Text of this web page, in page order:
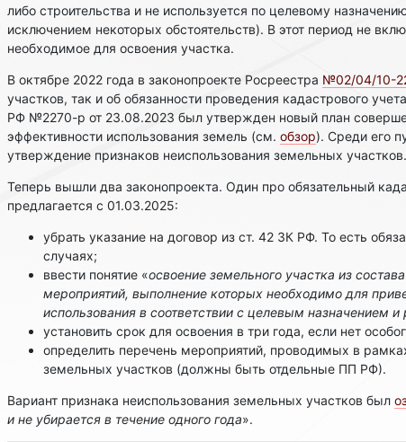
либо строительства и не используется по целевому
исключением некоторых обстоятельств). В этот период не
необходимое для освоения участка.
В октябре 2022 года в законопроекте Росреестра №02/04/10-
участков, так и об обязанности проведения кадастрового
РФ №2270-р от 23.08.2023 был утвержден новый план
эффективности использования земель (см. обзор). Среди его
утверждение признаков неиспользования земельных участков.
Теперь вышли два законопроекта. Один про обязательный
предлагается с 01.03.2025:
убрать указание на договор из ст. 42 ЗК РФ. То есть
случаях;
ввести понятие «освоение земельного участка из
мероприятий, выполнение которых необходимо для
использования в соответствии с целевым назначением
установить срок для освоения в три года, если нет
определить перечень мероприятий, проводимых в
земельных участков (должны быть отдельные ПП РФ).
Вариант признака неиспользования земельных участков был
и не убирается в течение одного года».